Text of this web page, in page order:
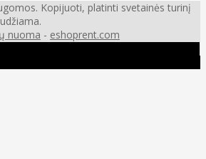
Kopijuoti, platinti svetainės turinį
nuoma - eshoprent.com